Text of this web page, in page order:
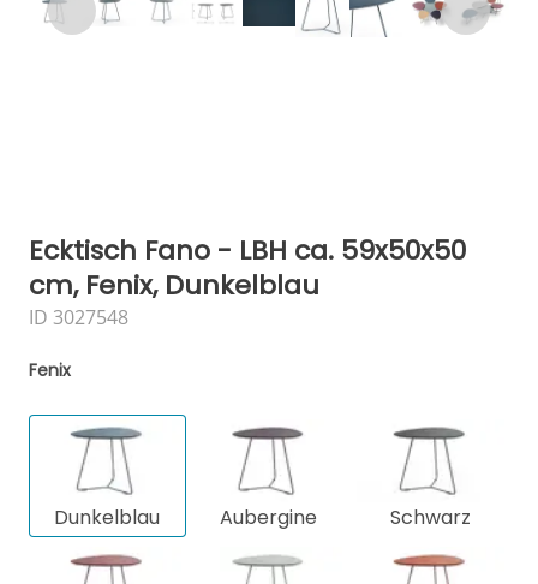
Ecktisch Fano - LBH ca. 59x50x50
cm, Fenix, Dunkelblau
ID 3027548
Fenix
Dunkelblau Aubergine Schwarz